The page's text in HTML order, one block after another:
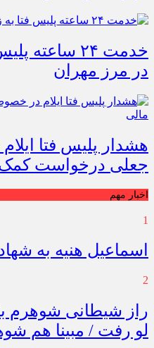
خدمت ۲۴
در مرز مهران
هشدار پلیس فتا
جعلی درخواست کمک
اخبار مهم
1
اسماعیل هنیه به
2
راز شیطانی شوهرم
لو رفت / مبینا هم